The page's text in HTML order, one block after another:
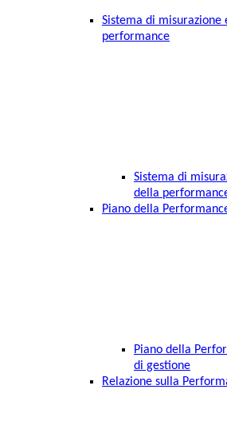
Sistema di misurazione
performance
Sistema di
della
Piano della
Piano della
di gestione
Relazione sulla